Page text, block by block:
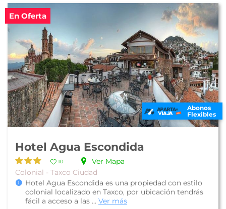
En Oferta
Abonos
Flexibles
Hotel Agua Escondida
10
Ver Mapa
Colonial - Taxco Ciudad
Hotel Agua Escondida es una propiedad con estilo
colonial localizado en Taxco, por ubicación tendrás
fácil a acceso a las ... Ver más